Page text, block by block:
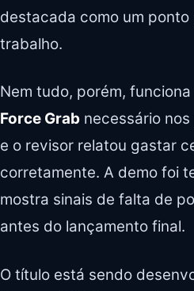
destacada como um
trabalho.
Nem tudo, porém,
Force Grab necessário
e o revisor relatou gastar
corretamente. A demo foi
mostra sinais de falta de
antes do lançamento final.
O título está sendo